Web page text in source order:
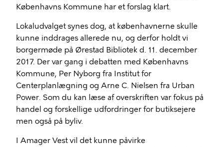
Københavns Kommune har et forslag klart.
Lokaludvalget synes dog, at københavnerne skulle
kunne inddrages allerede nu, og derfor holdt vi
borgermøde på Ørestad Bibliotek d. 11. december
2017. Der var gang i debatten med Københavns
Kommune, Per Nyborg fra Institut for
Centerplanlægning og Arne C. Nielsen fra Urban
Power. Som du kan læse af overskriften var fokus på
handel og forskellige udfordringer for butiksejere
men også på byliv.
I Amager Vest vil det kunne påvirke